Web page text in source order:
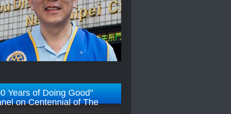
Years of Doing Good"
on Centennial of The